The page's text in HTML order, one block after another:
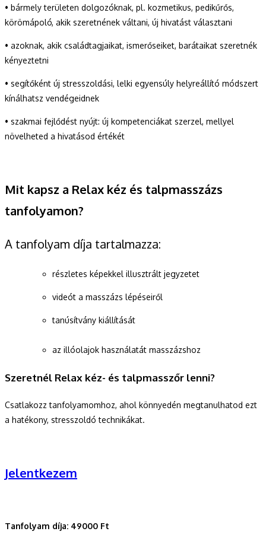
• bármely területen dolgozóknak, pl. kozmetikus, pedikűrős,
körömápoló, akik szeretnének váltani, új hivatást választani
• azoknak, akik családtagjaikat, ismerőseiket, barátaikat szeretnék
kényeztetni
• segítőként új stresszoldási, lelki egyensúly helyreállító módszert
kínálhatsz vendégeidnek
• szakmai fejlődést nyújt: új kompetenciákat szerzel, mellyel
növelheted a hivatásod értékét
Mit kapsz a Relax kéz és talpmasszázs
tanfolyamon?
A tanfolyam díja tartalmazza:
részletes képekkel illusztrált jegyzetet
videót a masszázs lépéseiről
tanúsítvány kiállítását
az illóolajok használatát masszázshoz
Szeretnél Relax kéz- és talpmasszőr lenni?
Csatlakozz tanfolyamomhoz, ahol könnyedén megtanulhatod ezt
a hatékony, stresszoldó technikákat.
Jelentkezem
Tanfolyam díja: 49000 Ft